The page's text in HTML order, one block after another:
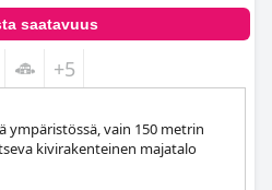
saatavuus
+5
ympäristössä, vain 150 metrin
kivirakenteinen majatalo